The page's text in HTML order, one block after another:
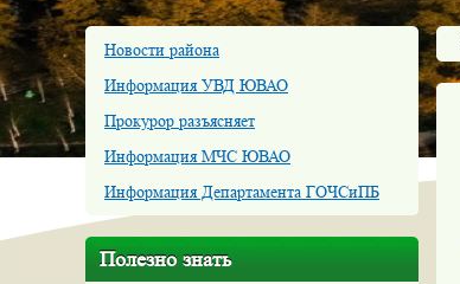
Новости района
Информация УВД ЮВАО
Прокурор разъясняет
Информация МЧС ЮВАО
Информация Департамента ГОЧСиПБ
Полезно знать